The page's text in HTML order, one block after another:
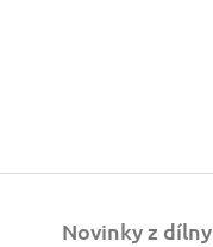
Novinky z dílny